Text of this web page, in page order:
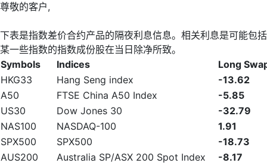
尊敬的客户,
下表是指数差价合约产品的隔夜利息信息。相关利息是可能包括
某一些指数的指数成份股在当日除净所致。
Symbols
Indices
Long
HKG33
Hang Seng index
-13.62
A50
FTSE China A50 Index
-5.85
US30
Dow Jones 30
-32.79
NAS100
NASDAQ-100
1.91
SPX500
SPX500
-18.73
AUS200
Australia SP/ASX 200 Spot Index
-8.17